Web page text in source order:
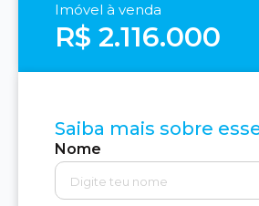
Imóvel à venda
R$ 2.116.000
Saiba mais sobre
Nome